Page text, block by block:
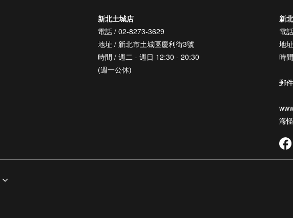
新北土城店
電話 / 02-8273-3629
地址 / 新北市土城區慶利街3號
時間 / 週二 - 週日 12:30 - 20:30
(週一公休)
新
電
地
時
郵
海